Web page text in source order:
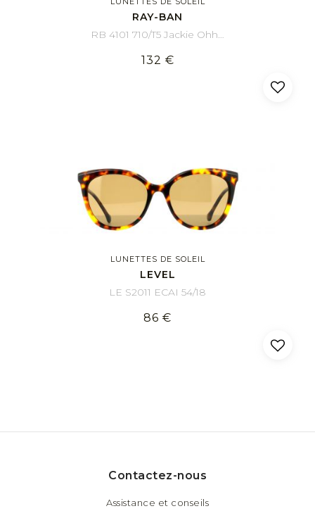
RAY-BAN
132 €
LUNETTES DE SOLEIL
LEVEL
LE S2011 ECAI 54/18
86 €
Contactez-nous
Assistance et conseils